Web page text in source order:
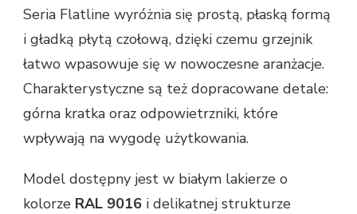
Seria Flatline wyróżnia się prostą, płaską formą
i gładką płytą czołową, dzięki czemu grzejnik
łatwo wpasowuje się w nowoczesne aranżacje.
Charakterystyczne są też dopracowane detale:
górna kratka oraz odpowietrzniki, które
wpływają na wygodę użytkowania.
Model dostępny jest w białym lakierze o
kolorze RAL 9016 i delikatnej strukturze